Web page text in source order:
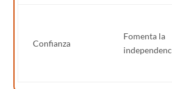
Confianza
Fomenta la